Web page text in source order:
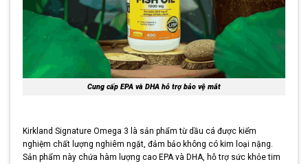
Cung cấp EPA và DHA hỗ trợ bảo vệ mắt
Kirkland Signature Omega 3 là sản phẩm từ dầu cá được kiểm
nghiệm chất lượng nghiêm ngặt, đảm bảo không có kim loại nặng.
Sản phẩm này chứa hàm lượng cao EPA và DHA, hỗ trợ sức khỏe tim